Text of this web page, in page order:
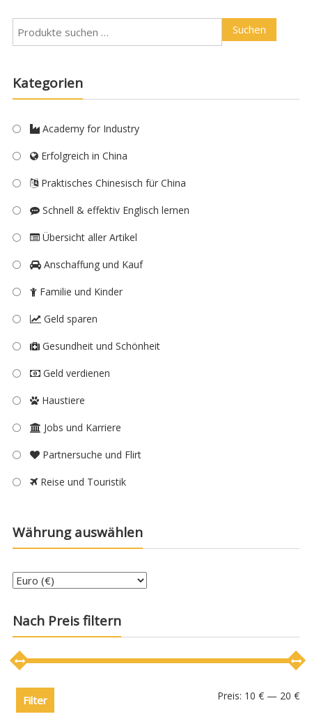
Suchen
Kategorien
Academy for Industry
Erfolgreich in China
Praktisches Chinesisch für China
Schnell & effektiv Englisch lernen
Übersicht aller Artikel
Anschaffung und Kauf
Familie und Kinder
Geld sparen
Gesundheit und Schönheit
Geld verdienen
Haustiere
Jobs und Karriere
Partnersuche und Flirt
Reise und Touristik
Währung auswählen
Nach Preis filtern
Filter Preis: 10 € — 20 €